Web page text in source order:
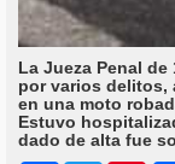
La Jueza Penal
por varios delitos,
en una moto
Estuvo
dado de alta fue